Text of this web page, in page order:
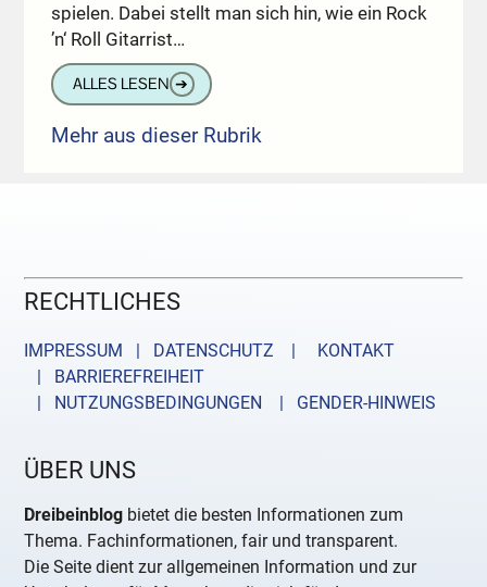
spielen. Dabei stellt man sich hin, wie ein Rock
’n‘ Roll Gitarrist…
ALLES LESEN ➔
Mehr aus dieser Rubrik
RECHTLICHES
IMPRESSUM | DATENSCHUTZ |
KONTAKT
| BARRIEREFREIHEIT
| NUTZUNGSBEDINGUNGEN
| GENDER-HINWEIS
ÜBER UNS
Dreibeinblog bietet die besten Informationen zum
Thema. Fachinformationen, fair und transparent.
Die Seite dient zur allgemeinen Information und zur